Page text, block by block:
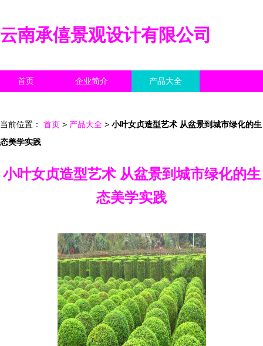
云南承僖景观设计有限公司
首页 企业简介 产品大全
当前位置： 首页 > 产品大全 > 小叶女贞造型艺术 从盆景到城市绿化的生
态美学实践
小叶女贞造型艺术 从盆景到城市绿化的生
态美学实践